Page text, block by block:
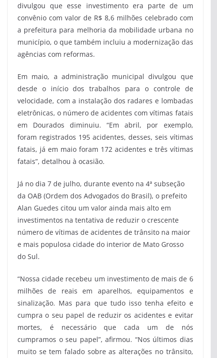
divulgou que esse investimento era parte de um
convênio com valor de R$ 8,6 milhões celebrado com
a prefeitura para melhoria da mobilidade urbana no
município, o que também incluiu a modernização das
agências com reformas.
Em maio, a administração municipal divulgou que
desde o início dos trabalhos para o controle de
velocidade, com a instalação dos radares e lombadas
eletrônicas, o número de acidentes com vítimas fatais
em Dourados diminuiu. “Em abril, por exemplo,
foram registrados 195 acidentes, desses, seis vítimas
fatais, já em maio foram 172 acidentes e três vítimas
fatais”, detalhou à ocasião.
Já no dia 7 de julho, durante evento na 4ª subseção
da OAB (Ordem dos Advogados do Brasil), o prefeito
Alan Guedes citou um valor ainda mais alto em
investimentos na tentativa de reduzir o crescente
número de vítimas de acidentes de trânsito na maior
e mais populosa cidade do interior de Mato Grosso
do Sul.
“Nossa cidade recebeu um investimento de mais de 6
milhões de reais em aparelhos, equipamentos e
sinalização. Mas para que tudo isso tenha efeito e
cumpra o seu papel de reduzir os acidentes e evitar
mortes, é necessário que cada um de nós
cumpramos o seu papel”, afirmou. “Nos últimos dias
muito se tem falado sobre as alterações no trânsito,